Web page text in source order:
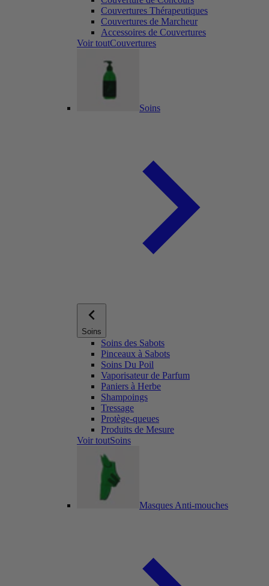
Couvertures Thérapeutiques
Couvertures de Marcheur
Accessoires de Couvertures
Voir toutCouvertures
Soins
Soins
Soins des Sabots
Pinceaux à Sabots
Soins Du Poil
Vaporisateur de Parfum
Paniers à Herbe
Shampoings
Tressage
Protège-queues
Produits de Mesure
Voir toutSoins
Masques Anti-mouches